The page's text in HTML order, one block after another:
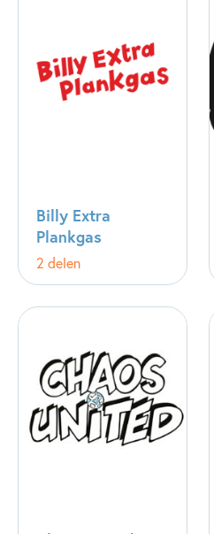
Billy Extra
Plankgas
2 delen